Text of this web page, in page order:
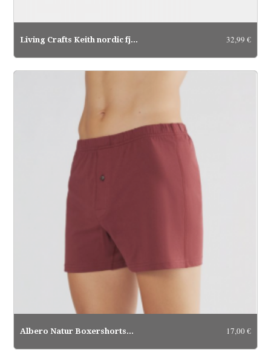
Living Crafts Keith nordic fjord 32,99 €
Albero Natur Boxershorts... 17,00 €